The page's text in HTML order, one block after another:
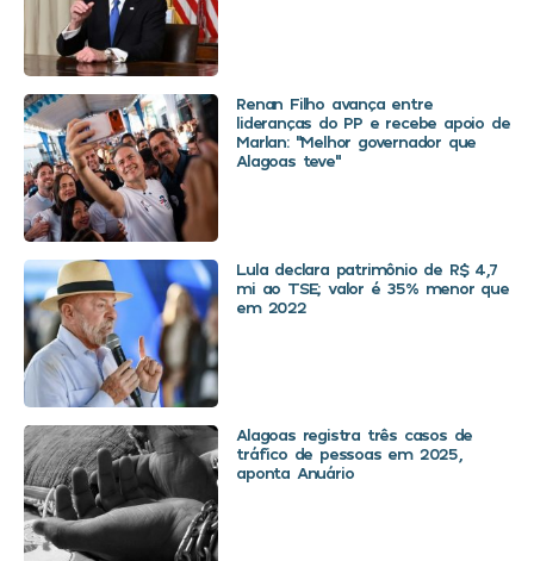
Renan Filho avança entre
lideranças do PP e recebe apoio de
Marlan: “Melhor governador que
Alagoas teve”
Lula declara patrimônio de R$ 4,7
mi ao TSE; valor é 35% menor que
em 2022
Alagoas registra três casos de
tráfico de pessoas em 2025,
aponta Anuário